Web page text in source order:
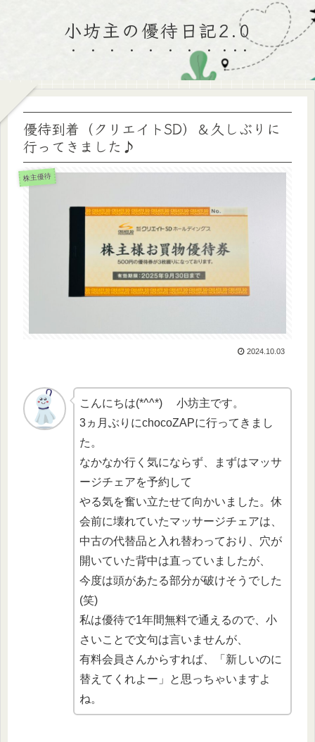
小坊主の優待日記2.0
優待到着（クリエイトSD）＆久しぶりに
行ってきました♪
株主優待
2024.10.03
こんにちは(*^^*) 小坊主です。
3ヵ月ぶりにchocoZAPに行ってきまし
た。
なかなか行く気にならず、まずはマッサ
ージチェアを予約して
やる気を奮い立たせて向かいました。休
会前に壊れていたマッサージチェアは、
中古の代替品と入れ替わっており、穴が
開いていた背中は直っていましたが、
今度は頭があたる部分が破けそうでした
(笑)
私は優待で1年間無料で通えるので、小
さいことで文句は言いませんが、
有料会員さんからすれば、「新しいのに
替えてくれよー」と思っちゃいますよ
ね。